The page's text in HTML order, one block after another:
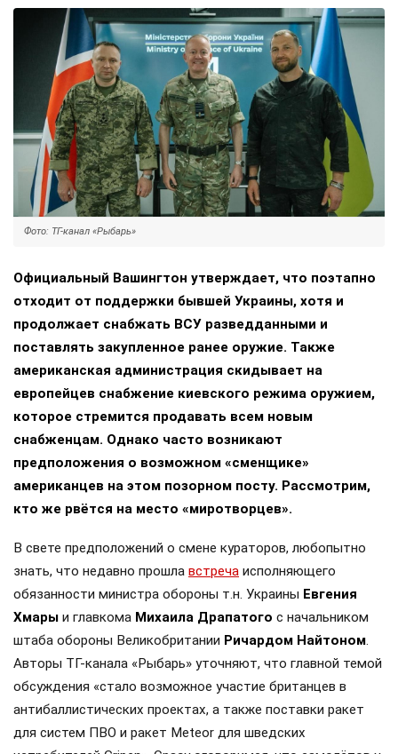
Фото: ТГ-канал «Рыбарь»
Официальный Вашингтон утверждает, что поэтапно
отходит от поддержки бывшей Украины, хотя и
продолжает снабжать ВСУ разведданными и
поставлять закупленное ранее оружие. Также
американская администрация скидывает на
европейцев снабжение киевского режима оружием,
которое стремится продавать всем новым
снабженцам. Однако часто возникают
предположения о возможном «сменщике»
американцев на этом позорном посту. Рассмотрим,
кто же рвётся на место «миротворцев».
В свете предположений о смене кураторов, любопытно
знать, что недавно прошла встреча исполняющего
обязанности министра обороны т.н. Украины Евгения
Хмары и главкома Михаила Драпатого с начальником
штаба обороны Великобритании Ричардом Найтоном.
Авторы ТГ-канала «Рыбарь» уточняют, что главной темой
обсуждения «стало возможное участие британцев в
антибаллистических проектах, а также поставки ракет
для систем ПВО и ракет Meteor для шведских